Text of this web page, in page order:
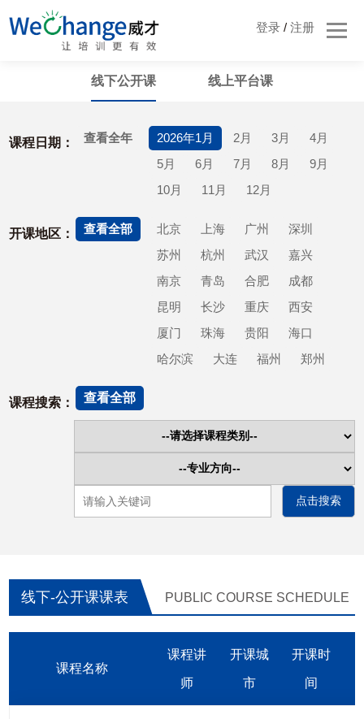
登录/ 注册
线下公开课 线上平台课
课程日期： 查看全年 2026年1月 2月 3月
4月
5月
6月 7月 8月
9月
10月
11月 12月
开课地区： 查看全部 北京 上海 广州
深圳
苏州
杭州 武汉
嘉兴
南京
青岛 合肥
成都
昆明
长沙 重庆
西安
厦门
珠海 贵阳
海口
哈尔滨
大连 福州 郑州
课程搜索： 查看全部
线下-公开课课表 PUBLIC COURSE SCHEDULE
课程名称
课程讲
师
开课城
市
开课时
间